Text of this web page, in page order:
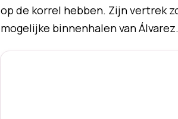
op de korrel hebben. Zijn vertrek
mogelijke binnenhalen van Álvarez.